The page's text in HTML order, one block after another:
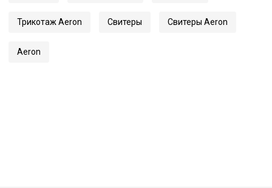
Трикотаж Aeron Свитеры Свитеры Aeron
Aeron